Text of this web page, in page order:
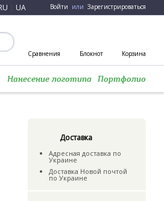
UA Войти или Зарегистрироваться
Сравнения Блокнот Корзина
Нанесение логотипа Портфолио
Доставка
Адресная доставка по
Украине
Доставка Новой почтой
по Украине